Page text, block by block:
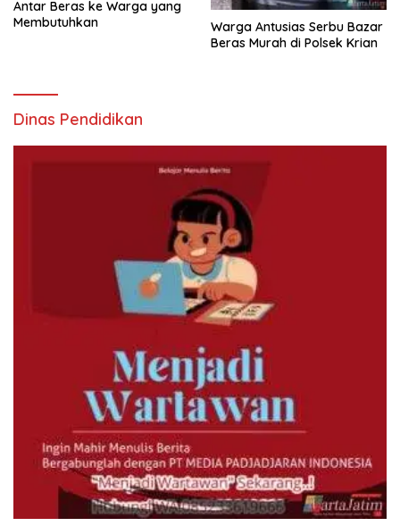
Antar Beras ke Warga yang
Membutuhkan
Warga Antusias Serbu Bazar
Beras Murah di Polsek Krian
Dinas Pendidikan